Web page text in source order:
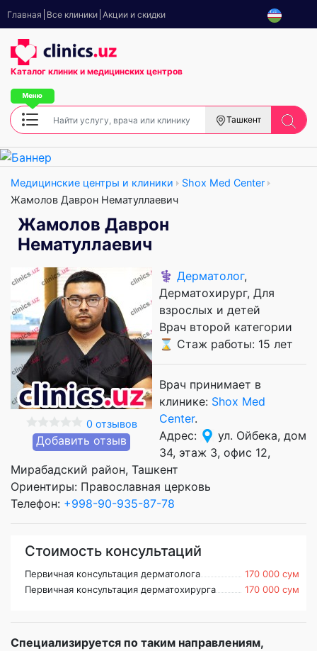
Главная Все клиники Акции и скидки
Каталог клиник и медицинских центров
Ташкент
Медицинские центры и клиники
Shox Med Center
Жамолов Даврон Нематуллаевич
Жамолов Даврон
Нематуллаевич
0 отзывов
Добавить отзыв
⚕️ Дерматолог,
Дерматохирург, Для
взрослых и детей
Врач второй категории
⌛ Стаж работы: 15 лет
Врач принимает в
клинике: Shox Med
Center.
Адрес:
ул. Ойбека, дом
34, этаж 3, офис 12,
Мирабадский район, Ташкент
Ориентиры: Православная церковь
Телефон: +998-90-935-87-78
Стоимость консультаций
Первичная консультация дерматолога
170 000 сум
Первичная консультация дерматохирурга
170 000 сум
Специализируется по таким направлениям,